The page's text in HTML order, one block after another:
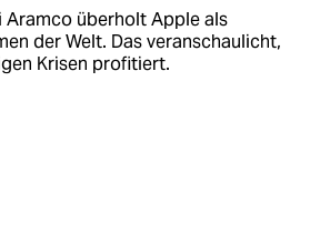
Aramco überholt Apple als
der Welt. Das veranschaulicht,
Krisen profitiert.